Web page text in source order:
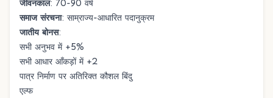
जीवनकाल: 70-90 वर्ष
समाज संरचना: साम्राज्य-आधारित पदानुक्रम
जातीय बोनस:
सभी अनुभव में +5%
सभी आधार आँकड़ों में +2
पात्र निर्माण पर अतिरिक्त कौशल बिंदु
एल्फ